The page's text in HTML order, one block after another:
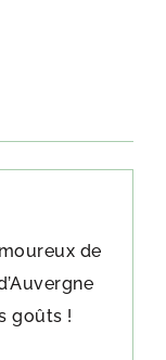
de
goûts !